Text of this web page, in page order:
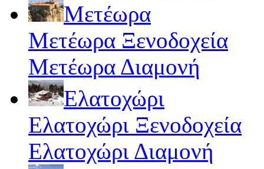
Μετέωρα
Μετέωρα Ξενοδοχεία
Μετέωρα Διαμονή
Ελατοχώρι
Ελατοχώρι Ξενοδοχεία
Ελατοχώρι Διαμονή